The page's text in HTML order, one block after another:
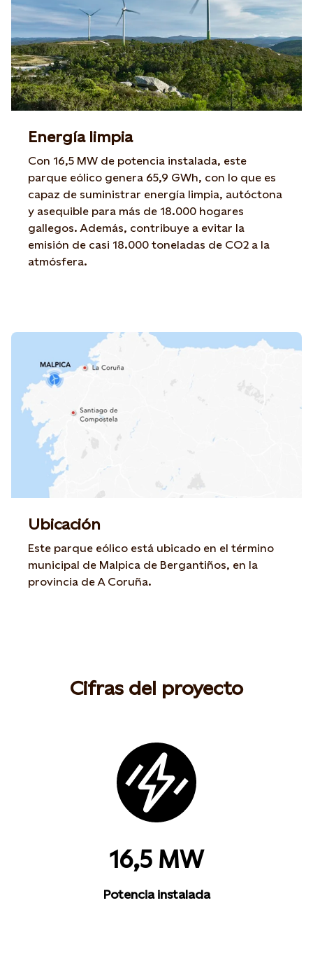
Energía limpia
Con 16,5 MW de potencia instalada, este
parque eólico genera 65,9 GWh, con lo que es
capaz de suministrar energía limpia, autóctona
y asequible para más de 18.000 hogares
gallegos. Además, contribuye a evitar la
emisión de casi 18.000 toneladas de CO2 a la
atmósfera.
Ubicación
Este parque eólico está ubicado en el término
municipal de Malpica de Bergantiños, en la
provincia de A Coruña.
Cifras del proyecto
16,5 MW
Potencia instalada